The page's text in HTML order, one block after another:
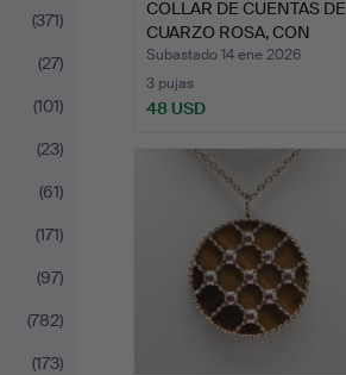
(371)
(27)
(101)
(23)
(61)
(171)
(97)
(782)
(173)
COLLAR DE CUENTAS DE
CUARZO ROSA, CON
CIER…
Subastado 14 ene 2026
3 pujas
48 USD